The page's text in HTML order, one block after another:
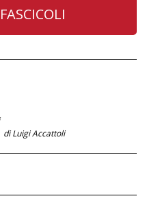
di Luigi Accattoli